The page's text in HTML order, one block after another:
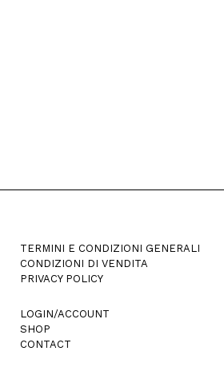
TERMINI E CONDIZIONI GENERALI
CONDIZIONI DI VENDITA
PRIVACY POLICY
LOGIN/ACCOUNT
SHOP
CONTACT